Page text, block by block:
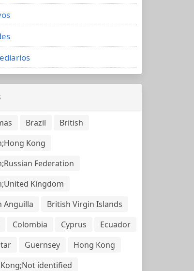
Brazil
British
Kong
Federation
Kingdom
Anguilla
British Virgin Islands
Colombia Cyprus
Ecuador
Guernsey
Hong Kong
identified